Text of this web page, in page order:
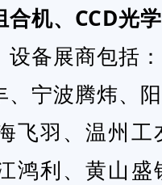
机、 CCD光
设备展商包括
宁波腾炜、
飞羽、温州
鸿利、黄山